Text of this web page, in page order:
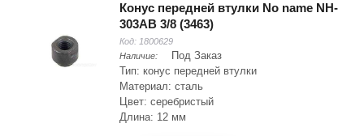
Конус передней втулки No name NH-
303AB 3/8 (3463)
Код: 1800629
Наличие:
Под Заказ
Тип: конус передней втулки
Материал: сталь
Цвет: серебристый
Длина: 12 мм